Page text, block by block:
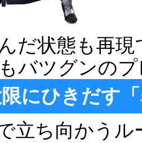
だ状態も再
バツグンの
にひきだす
立ち向かう